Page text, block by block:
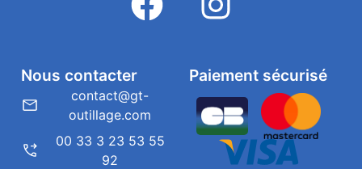
Paiement sécurisé
Nous contacter
contact@gt-
outillage.com
00 33 3 23 53 55
92